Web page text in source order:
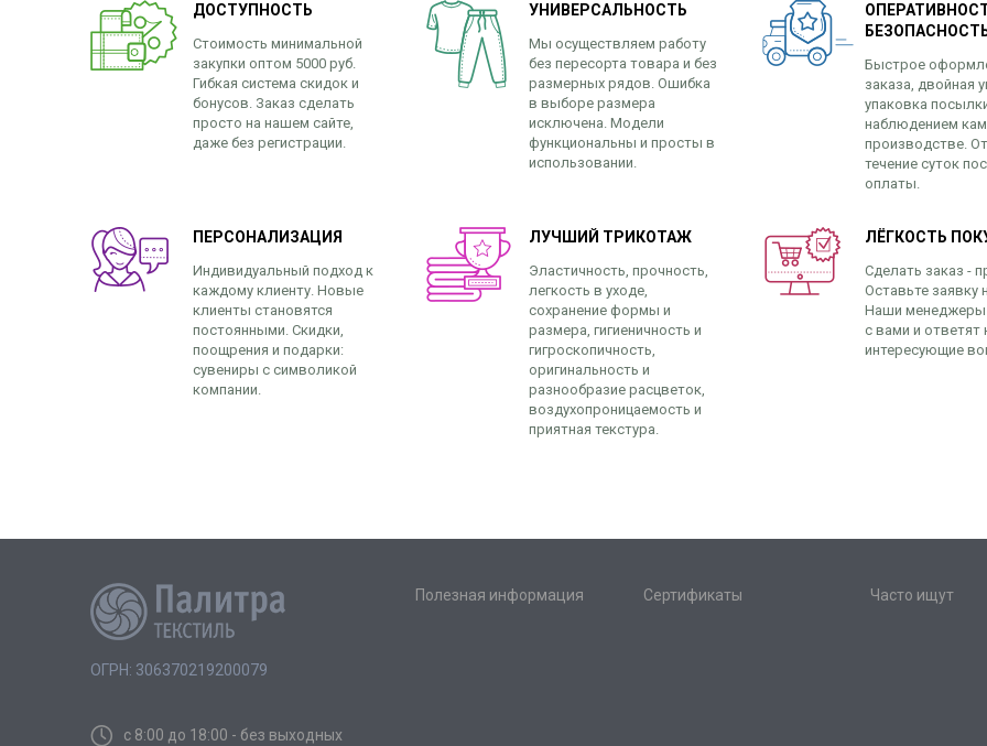
ДОСТУПНОСТЬ
Стоимость минимальной
закупки оптом 5000 руб.
Гибкая система скидок и
бонусов. Заказ сделать
просто на нашем сайте,
даже без регистрации.
УНИВЕРСАЛЬНОСТЬ
Мы осуществляем работу
без пересорта товара и без
размерных рядов. Ошибка
в выборе размера
исключена. Модели
функциональны и просты в
использовании.
Быстрое
заказа, двойная
упаковка
наблюдением
производстве.
течение суток
оплаты.
ПЕРСОНАЛИЗАЦИЯ
Индивидуальный подход к
каждому клиенту. Новые
клиенты становятся
постоянными. Скидки,
поощрения и подарки:
сувениры с символикой
компании.
ЛУЧШИЙ ТРИКОТАЖ
Эластичность, прочность,
легкость в уходе,
сохранение формы и
размера, гигиеничность и
гигроскопичность,
оригинальность и
разнообразие расцветок,
воздухопроницаемость и
приятная текстура.
ЛЁГКОСТЬ
Сделать заказ -
Оставьте заявку
Наши менеджеры
с вами и ответят
интересующие
ОГРН: 306370219200079
с 8:00 до 18:00 - без выходных
Полезная информация Сертификаты Часто ищут